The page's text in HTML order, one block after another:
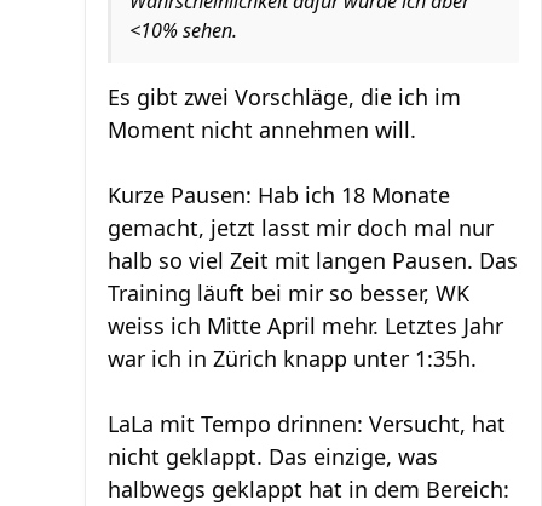
<10% sehen.
Es gibt zwei Vorschläge, die ich im
Moment nicht annehmen will.
Kurze Pausen: Hab ich 18 Monate
gemacht, jetzt lasst mir doch mal nur
halb so viel Zeit mit langen Pausen. Das
Training läuft bei mir so besser, WK
weiss ich Mitte April mehr. Letztes Jahr
war ich in Zürich knapp unter 1:35h.
LaLa mit Tempo drinnen: Versucht, hat
nicht geklappt. Das einzige, was
halbwegs geklappt hat in dem Bereich: